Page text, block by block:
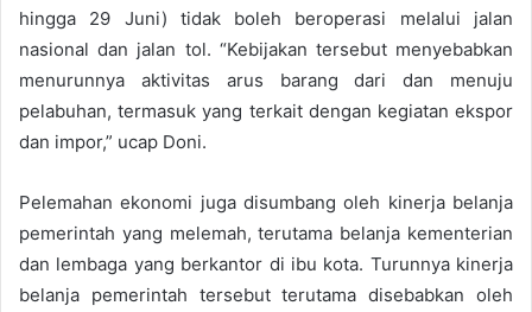
hingga 29 Juni) tidak boleh beroperasi melalui jalan
nasional dan jalan tol. “Kebijakan tersebut menyebabkan
menurunnya aktivitas arus barang dari dan menuju
pelabuhan, termasuk yang terkait dengan kegiatan ekspor
dan impor,” ucap Doni.
Pelemahan ekonomi juga disumbang oleh kinerja belanja
pemerintah yang melemah, terutama belanja kementerian
dan lembaga yang berkantor di ibu kota. Turunnya kinerja
belanja pemerintah tersebut terutama disebabkan oleh